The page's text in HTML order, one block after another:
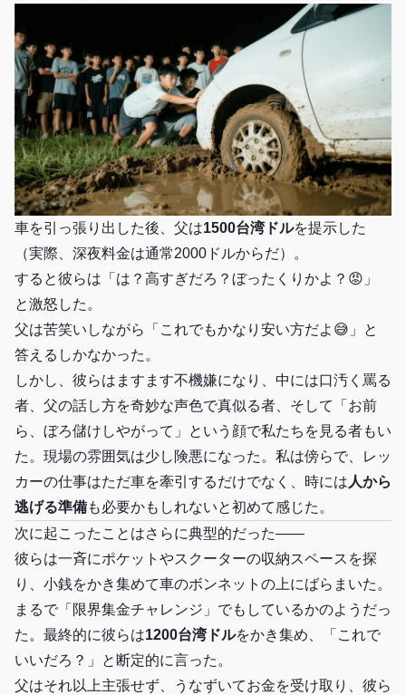
車を引っ張り出した後、父は1500台湾ドルを提示した
（実際、深夜料金は通常2000ドルからだ）。
すると彼らは「は？高すぎだろ？ぼったくりかよ？😡」
と激怒した。
父は苦笑いしながら「これでもかなり安い方だよ😅」と
答えるしかなかった。
しかし、彼らはますます不機嫌になり、中には口汚く罵る
者、父の話し方を奇妙な声色で真似る者、そして「お前
ら、ぼろ儲けしやがって」という顔で私たちを見る者もい
た。現場の雰囲気は少し険悪になった。私は傍らで、レッ
カーの仕事はただ車を牽引するだけでなく、時には 人から
逃げる準備も必要かもしれないと初めて感じた。
次に起こったことはさらに典型的だった——
彼らは一斉にポケットやスクーターの収納スペースを探
り、小銭をかき集めて車のボンネットの上にばらまいた。
まるで「限界集金チャレンジ」でもしているかのようだっ
た。最終的に彼らは1200台湾ドルをかき集め、「これで
いいだろ？」と断定的に言った。
父はそれ以上主張せず、うなずいてお金を受け取り、彼ら